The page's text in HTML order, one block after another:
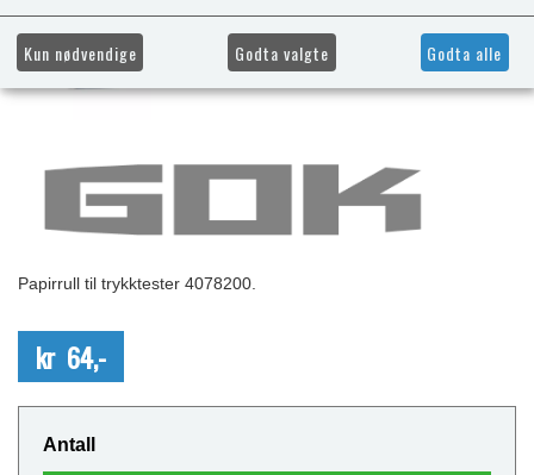
Papirrull til trykktester 4078200.
kr 64,-
Antall
Kun nødvendige Godta valgte Godta alle